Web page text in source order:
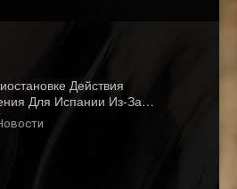
Действия
Для Испании Из-За…